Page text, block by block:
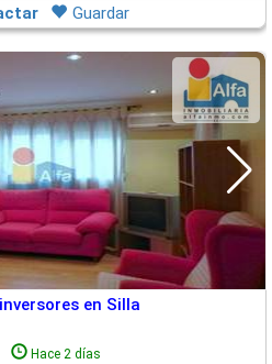
Guardar
en Silla
Hace 2 días